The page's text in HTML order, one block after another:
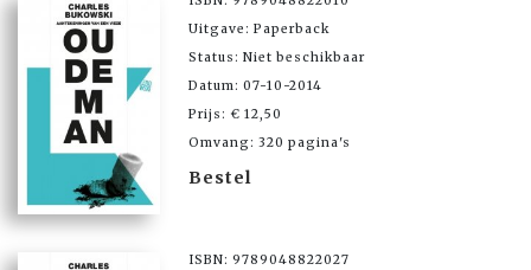
Uitgave: Paperback
Status: Niet beschikbaar
Datum: 07-10-2014
Prijs: € 12,50
Omvang: 320 pagina's
Bestel
ISBN: 9789048822027